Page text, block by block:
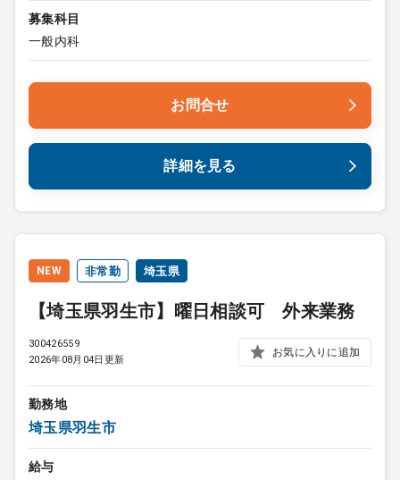
募集科目
一般内科
お問合せ
詳細を見る
NEW 非常勤 埼玉県
【埼玉県羽生市】曜日相談可 外来業務
300426559
2026年08月04日更新
お気に入りに追加
勤務地
埼玉県羽生市
給与